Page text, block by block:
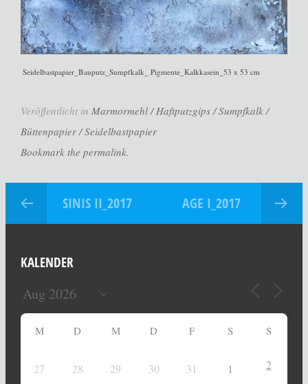
Seidelbastpapier_Bauputz_Sumpfkalk_ Pigmente_Kalkkasein_53 x 53 cm
Veröffentlicht in Marmormehl / Haftputzgips / Sumpfkalk /
Büttenpapier / Seidelbastpapier
Bookmark the permalink.
SINIS II_2017 AGE I_2017
KALENDER
M D M D F S S
27 28 29 30 31 1 2